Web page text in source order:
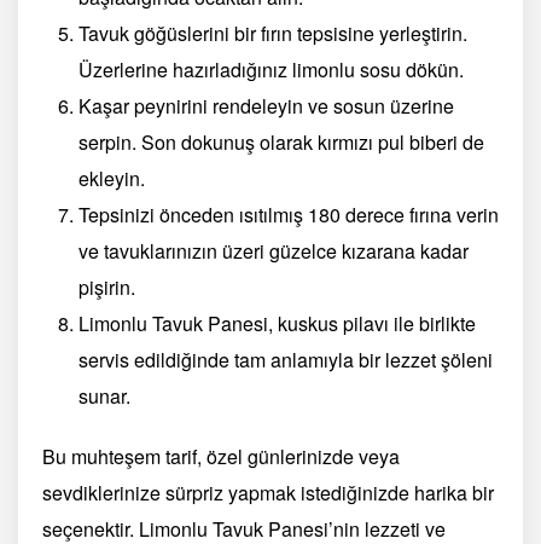
Tavuk göğüslerini bir fırın tepsisine yerleştirin.
Üzerlerine hazırladığınız limonlu sosu dökün.
Kaşar peynirini rendeleyin ve sosun üzerine
serpin. Son dokunuş olarak kırmızı pul biberi de
ekleyin.
Tepsinizi önceden ısıtılmış 180 derece fırına verin
ve tavuklarınızın üzeri güzelce kızarana kadar
pişirin.
Limonlu Tavuk Panesi, kuskus pilavı ile birlikte
servis edildiğinde tam anlamıyla bir lezzet şöleni
sunar.
Bu muhteşem tarif, özel günlerinizde veya
sevdiklerinize sürpriz yapmak istediğinizde harika bir
seçenektir. Limonlu Tavuk Panesi’nin lezzeti ve